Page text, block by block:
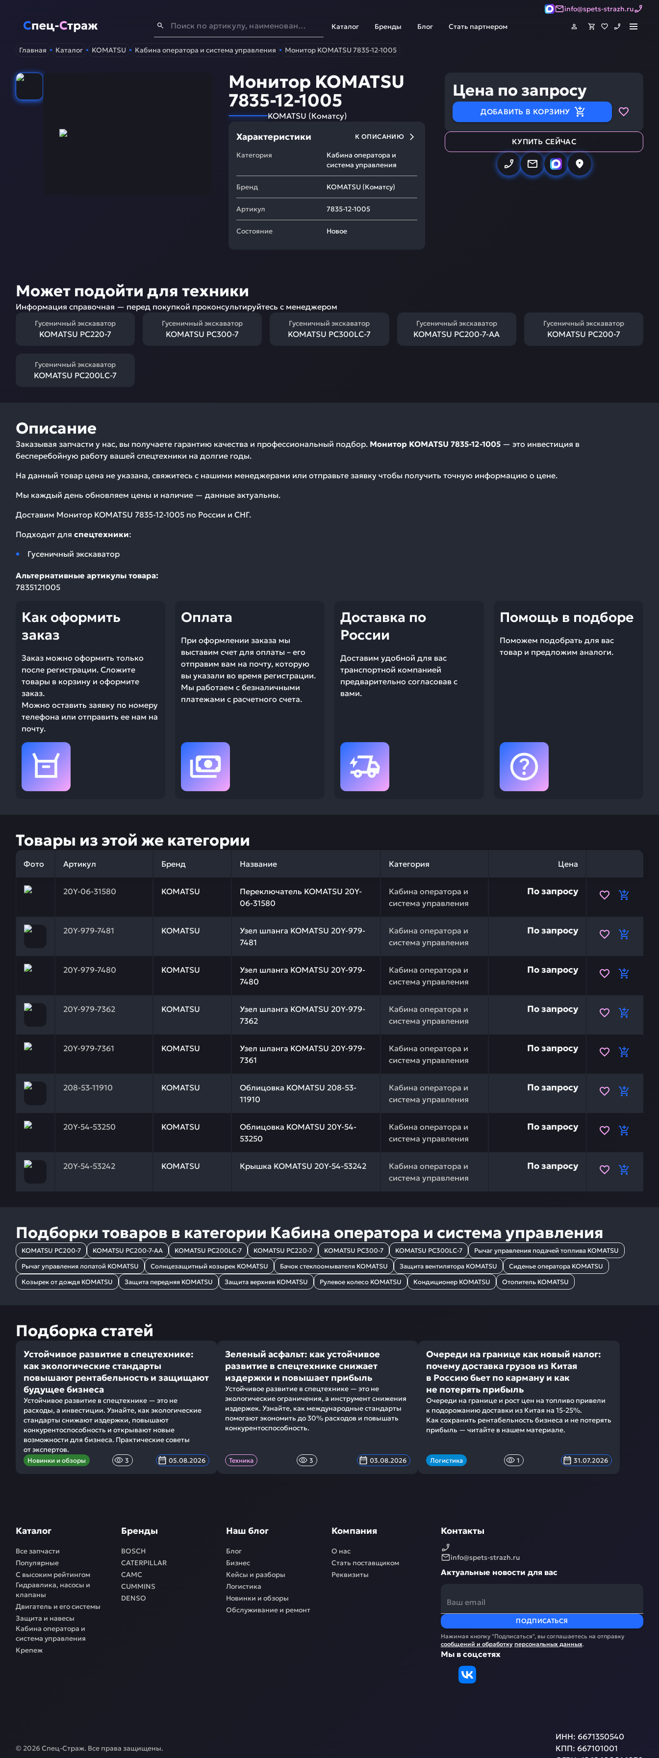
info@spets-strazh.ru
Спец-Страж - Запчасти для спецтехники
Каталог Бренды Блог Стать партнером
Главная Каталог KOMATSU Кабина оператора и система управления Монитор KOMATSU 7835-12-1005
Монитор KOMATSU
7835-12-1005
KOMATSU (Коматсу)
Характеристики К ОПИСАНИЮ
Категория
Кабина оператора и
система управления
Бренд KOMATSU (Коматсу)
Артикул 7835-12-1005
Состояние Новое
Цена по запросу
ДОБАВИТЬ В КОРЗИНУ
КУПИТЬ СЕЙЧАС
Может подойти для техники
Информация справочная — перед покупкой проконсультируйтесь с менеджером
Гусеничный экскаватор
KOMATSU PC220-7
Гусеничный экскаватор
KOMATSU PC300-7
Гусеничный экскаватор
KOMATSU PC300LC-7
Гусеничный экскаватор
KOMATSU PC200-7-AA
Гусеничный экскаватор
KOMATSU PC200-7
Гусеничный экскаватор
KOMATSU PC200LC-7
Описание
Заказывая запчасти у нас, вы получаете гарантию качества и профессиональный подбор. Монитор KOMATSU 7835-12-1005 — это инвестиция в
бесперебойную работу вашей спецтехники на долгие годы.
На данный товар цена не указана, свяжитесь с нашими менеджерами или отправьте заявку чтобы получить точную информацию о цене.
Мы каждый день обновляем цены и наличие — данные актуальны.
Доставим Монитор KOMATSU 7835-12-1005 по России и СНГ.
Подходит для спецтехники:
Гусеничный экскаватор
Альтернативные артикулы товара:
7835121005
Как оформить
заказ
Заказ можно оформить только
после регистрации. Сложите
товары в корзину и оформите
заказ.
Можно оставить заявку по номеру
телефона или отправить ее нам на
почту.
Оплата
При оформлении заказа мы
выставим счет для оплаты – его
отправим вам на почту, которую
вы указали во время регистрации.
Мы работаем с безналичными
платежами с расчетного счета.
Доставка по
России
Доставим удобной для вас
транспортной компанией
предварительно согласовав с
вами.
Помощь в подборе
Поможем подобрать для вас
товар и предложим аналоги.
Товары из этой же категории
Фото Артикул Бренд Название Категория Цена
20Y-06-31580 KOMATSU
Переключатель KOMATSU 20Y-
06-31580
Кабина оператора и
система управления
Заказывая запчасти у нас, вы получаете гарантию качества и профессиональный подбор. Переключатель KOMATSU 20Y-06-31580 — это инвестиция в
По запросу
20Y-979-7481 KOMATSU
Узел шланга KOMATSU 20Y-979-
7481
Кабина оператора и
система управления
Заказывая запчасти у нас, вы получаете гарантию качества и профессиональный подбор. Узел шланга KOMATSU 20Y-979-7481 — это инвестиция в
По запросу
20Y-979-7480 KOMATSU
Узел шланга KOMATSU 20Y-979-
7480
Кабина оператора и
система управления
Заказывая запчасти у нас, вы получаете гарантию качества и профессиональный подбор. Узел шланга KOMATSU 20Y-979-7480 — это инвестиция в
По запросу
20Y-979-7362 KOMATSU
Узел шланга KOMATSU 20Y-979-
7362
Кабина оператора и
система управления
Заказывая запчасти у нас, вы получаете гарантию качества и профессиональный подбор. Узел шланга KOMATSU 20Y-979-7362 — это инвестиция в
По запросу
20Y-979-7361 KOMATSU
Узел шланга KOMATSU 20Y-979-
7361
Кабина оператора и
система управления
Заказывая запчасти у нас, вы получаете гарантию качества и профессиональный подбор. Узел шланга KOMATSU 20Y-979-7361 — это инвестиция в
По запросу
208-53-11910 KOMATSU
Облицовка KOMATSU 208-53-
11910
Кабина оператора и
система управления
Заказывая запчасти у нас, вы получаете гарантию качества и профессиональный подбор. Облицовка KOMATSU 208-53-11910 — это инвестиция в
По запросу
20Y-54-53250 KOMATSU
Облицовка KOMATSU 20Y-54-
53250
Кабина оператора и
система управления
Заказывая запчасти у нас, вы получаете гарантию качества и профессиональный подбор. Облицовка KOMATSU 20Y-54-53250 — это инвестиция в
По запросу
20Y-54-53242 KOMATSU Крышка KOMATSU 20Y-54-53242
Кабина оператора и
система управления
Заказывая запчасти у нас, вы получаете гарантию качества и профессиональный подбор. Крышка KOMATSU 20Y-54-53242 — это инвестиция в
По запросу
Подборки товаров в категории Кабина оператора и система управления
KOMATSU PC200-7 KOMATSU PC200-7-AA KOMATSU PC200LC-7 KOMATSU PC220-7 KOMATSU PC300-7 KOMATSU PC300LC-7
Рычаг управления подачей топлива KOMATSU
Рычаг управления лопатой KOMATSU
Солнцезащитный козырек KOMATSU Бачок стеклоомывателя KOMATSU Защита вентилятора KOMATSU
Сиденье оператора KOMATSU
Козырек от дождя KOMATSU
Защита передняя KOMATSU Защита верхняя KOMATSU Рулевое колесо KOMATSU Кондиционер KOMATSU Отопитель KOMATSU
Подборка статей
Устойчивое развитие в спецтехнике:
как экологические стандарты
повышают рентабельность и защищают
будущее бизнеса
Устойчивое развитие в спецтехнике — это не
расходы, а инвестиции. Узнайте, как экологические
стандарты снижают издержки, повышают
конкурентоспособность и открывают новые
возможности для бизнеса. Практические советы
от экспертов.
Новинки и обзоры 3 05.08.2026
Зеленый асфальт: как устойчивое
развитие в спецтехнике снижает
издержки и повышает прибыль
Устойчивое развитие в спецтехнике — это не
экологические ограничения, а инструмент снижения
издержек. Узнайте, как международные стандарты
помогают экономить до 30% расходов и повышать
конкурентоспособность.
Техника 3 03.08.2026
Очереди на границе как новый налог:
почему доставка грузов из Китая
в Россию бьет по карману и как
не потерять прибыль
Очереди на границе и рост цен на топливо привели
к подорожанию доставки из Китая на 15-25%.
Как сохранить рентабельность бизнеса и не потерять
прибыль — читайте в нашем материале.
Логистика 1 31.07.2026
Каталог
Все запчасти
Популярные
С высоким рейтингом
Гидравлика, насосы и
клапаны
Двигатель и его системы
Защита и навесы
Кабина оператора и
система управления
Крепеж
Бренды
BOSCH
CATERPILLAR
CAMC
CUMMINS
DENSO
Наш блог
Блог
Бизнес
Кейсы и разборы
Логистика
Новинки и обзоры
Обслуживание и ремонт
Компания
О нас
Стать поставщиком
Реквизиты
Контакты
info@spets-strazh.ru
Актуальные новости для вас
ПОДПИСАТЬСЯ
Нажимая кнопку "Подписаться", вы соглашаетесь на отправку
сообщений и обработку персональных данных.
Мы в соцсетях
© 2026Спец-Страж. Все права защищены.
ИНН: 6671350540
КПП: 667101001